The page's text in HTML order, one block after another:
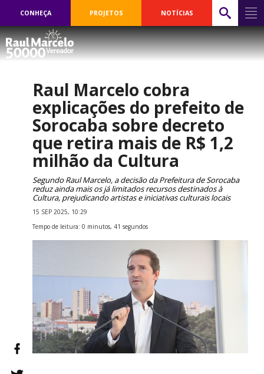
CONHEÇA PROJETOS NOTÍCIAS
Raul Marcelo cobra
explicações do prefeito de
Sorocaba sobre decreto
que retira mais de R$ 1,2
milhão da Cultura
Segundo Raul Marcelo, a decisão da Prefeitura de Sorocaba
reduz ainda mais os já limitados recursos destinados à
Cultura, prejudicando artistas e iniciativas culturais locais
15 SEP 2025, 10:29
Tempo de leitura: 0 minutos, 41 segundos